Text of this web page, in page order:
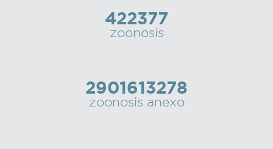
422377
zoonosis
2901613278
zoonosis anexo